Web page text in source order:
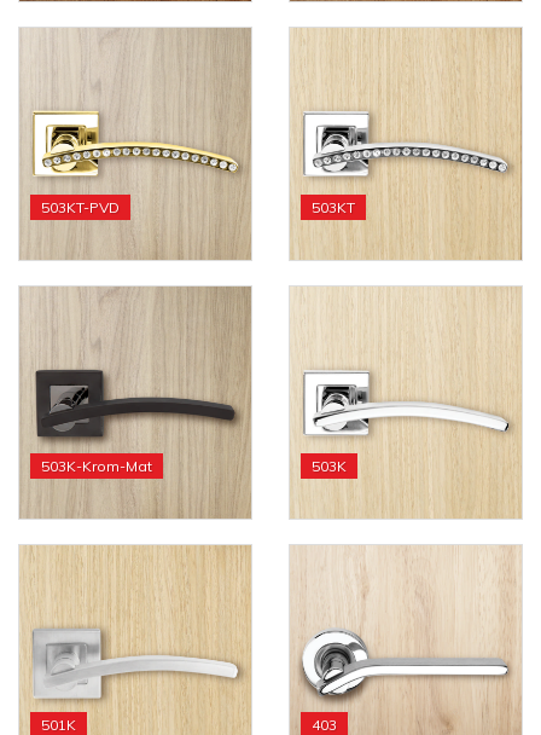
503KT-PVD 503KT
503K-Krom-Mat 503K
501K 403